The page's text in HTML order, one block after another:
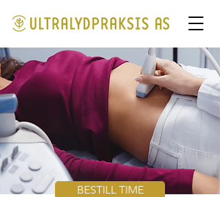
BESTILL TIME